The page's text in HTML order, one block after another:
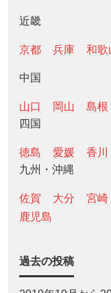
近畿
京都 兵庫 和歌
中国
山口 岡山 島根
四国
徳島 愛媛 香川
九州・沖縄
佐賀 大分 宮崎
鹿児島
過去の投稿